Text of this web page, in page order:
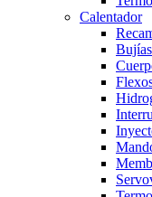
Calentador